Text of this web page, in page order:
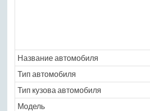
Название автомобиля
Тип автомобиля
Тип кузова автомобиля
Модель